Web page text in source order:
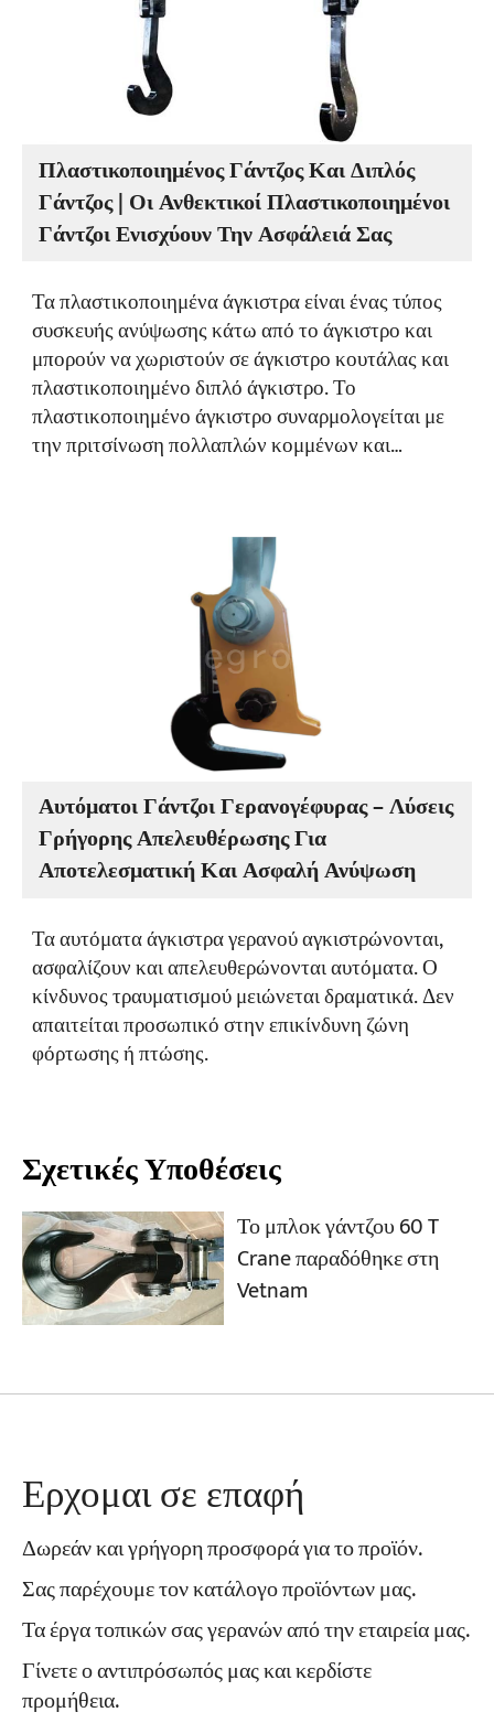
Πλαστικοποιημένος Γάντζος Και Διπλός
Γάντζος | Οι Ανθεκτικοί Πλαστικοποιημένοι
Γάντζοι Ενισχύουν Την Ασφάλειά Σας
Τα πλαστικοποιημένα άγκιστρα είναι ένας τύπος
συσκευής ανύψωσης κάτω από το άγκιστρο και
μπορούν να χωριστούν σε άγκιστρο κουτάλας και
πλαστικοποιημένο διπλό άγκιστρο. Το
πλαστικοποιημένο άγκιστρο συναρμολογείται με
την πριτσίνωση πολλαπλών κομμένων και
χαλύβδινες πλάκες παρουσιάσει ρωγμή, αυτό δεν
θα επηρεάσει τη συνολική απόδοση του
πλαστικοποιημένου άγκιστρου, παρέχοντας έτσι
μεγαλύτερη ασφάλεια. Το πλαστικοποιημένο
άγκιστρο είναι πιο κατάλληλο για εξοπλισμό
ανύψωσης μεγάλης χωρητικότητας και
βιομηχανίες που αφορούν τηγμένα υλικά υψηλής
Αυτόματοι Γάντζοι Γερανογέφυρας – Λύσεις
Γρήγορης Απελευθέρωσης Για
Αποτελεσματική Και Ασφαλή Ανύψωση
Τα αυτόματα άγκιστρα γερανού αγκιστρώνονται,
ασφαλίζουν και απελευθερώνονται αυτόματα. Ο
κίνδυνος τραυματισμού μειώνεται δραματικά. Δεν
απαιτείται προσωπικό στην επικίνδυνη ζώνη
φόρτωσης ή πτώσης.
Σχετικές Υποθέσεις
Το μπλοκ γάντζου 60 T
Crane παραδόθηκε στη
Vetnam
Ερχομαι σε επαφή
Δωρεάν και γρήγορη προσφορά για το προϊόν.
Σας παρέχουμε τον κατάλογο προϊόντων μας.
Τα έργα τοπικών σας γερανών από την εταιρεία μας.
Γίνετε ο αντιπρόσωπός μας και κερδίστε
προμήθεια.